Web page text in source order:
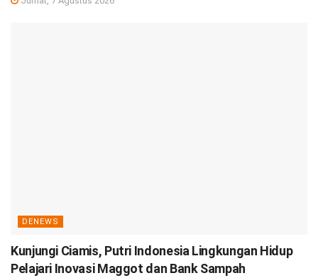
DENEWS
Kunjungi Ciamis, Putri Indonesia Lingkungan Hidup
Pelajari Inovasi Maggot dan Bank Sampah